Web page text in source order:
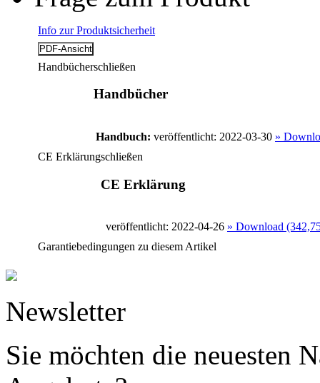
Info zur Produktsicherheit
Handbücherschließen
Handbücher
Handbuch: veröffentlicht: 2022-03-30 »
CE Erklärungschließen
CE Erklärung
veröffentlicht: 2022-04-26 » Download
Garantiebedingungen zu diesem Artikel
Newsletter
Sie möchten die neuesten